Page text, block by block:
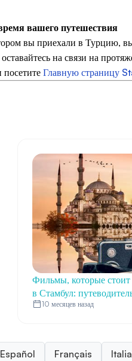
вашего путешествия
вы приехали в Турцию,
на связи на
Главную страницу
Фильмы, которые стоит
в Стамбул:
10 месяцев назад
Español Français